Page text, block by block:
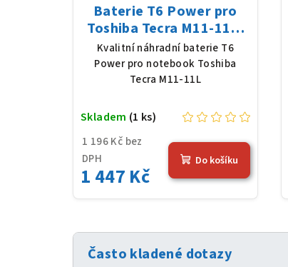
Baterie T6 Power pro
Toshiba Tecra M11-11L,
Li-Ion, 10,8 V, 5200 mAh
(56 Wh), černá
Kvalitní náhradní baterie T6
Power pro notebook Toshiba
Tecra M11-11L
1 196 Kč bez
DPH
1 447 Kč
Skladem (1 ks)
Do košíku
Často kladené dotazy